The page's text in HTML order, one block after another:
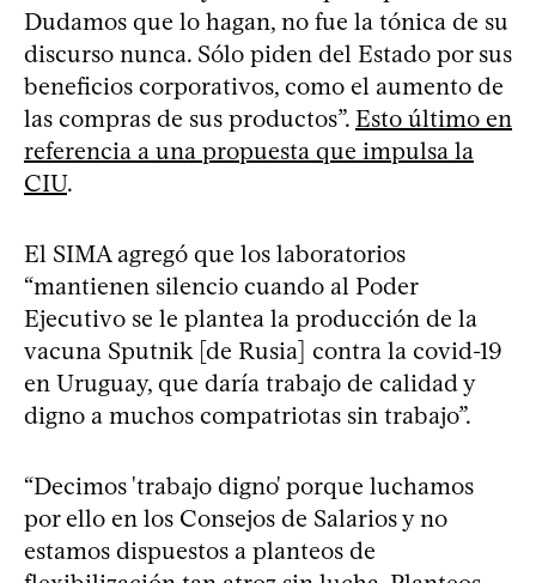
Dudamos que lo hagan, no fue la tónica de su
discurso nunca. Sólo piden del Estado por sus
beneficios corporativos, como el aumento de
las compras de sus productos”. Esto último en
referencia a una propuesta que impulsa la
CIU.
El SIMA agregó que los laboratorios
“mantienen silencio cuando al Poder
Ejecutivo se le plantea la producción de la
vacuna Sputnik [de Rusia] contra la covid-19
en Uruguay, que daría trabajo de calidad y
digno a muchos compatriotas sin trabajo”.
“Decimos 'trabajo digno' porque luchamos
por ello en los Consejos de Salarios y no
estamos dispuestos a planteos de